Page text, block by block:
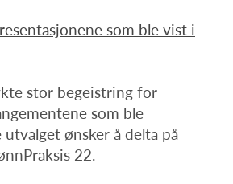
som ble vist i
stor begeistring for
som ble
ønsker å delta på
22.